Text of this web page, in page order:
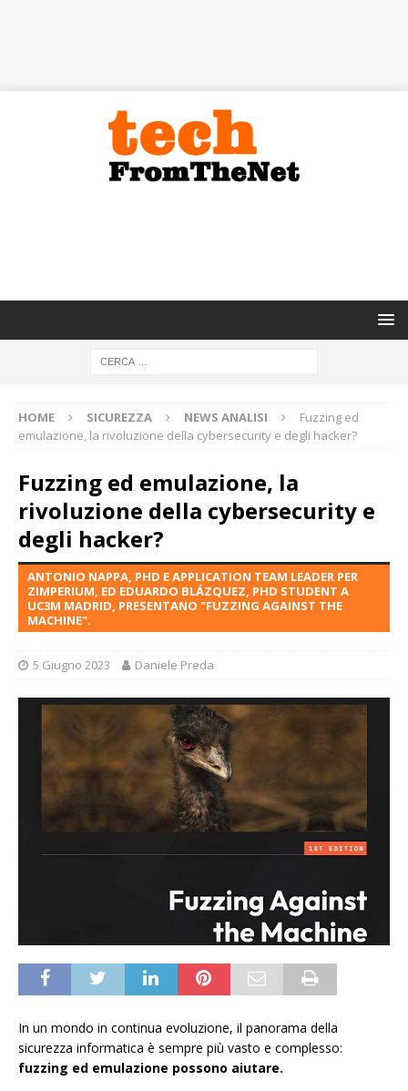
HOME SICUREZZA NEWS ANALISI
Fuzzing ed
emulazione, la rivoluzione della cybersecurity e degli hacker?
Fuzzing ed emulazione, la
rivoluzione della cybersecurity e
degli hacker?
ANTONIO NAPPA, PHD E APPLICATION TEAM LEADER PER
ZIMPERIUM, ED EDUARDO BLÁZQUEZ, PHD STUDENT A
UC3M MADRID, PRESENTANO "FUZZING AGAINST THE
MACHINE".
5 Giugno 2023 Daniele Preda
In un mondo in continua evoluzione, il panorama della
sicurezza informatica è sempre più vasto e complesso:
fuzzing ed emulazione possono aiutare.